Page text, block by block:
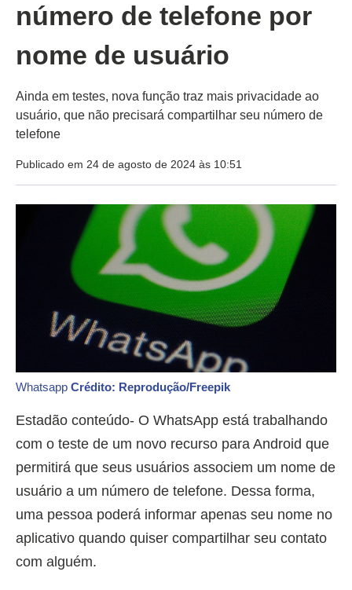
número de telefone por
nome de usuário
Ainda em testes, nova função traz mais privacidade ao
usuário, que não precisará compartilhar seu número de
telefone
Publicado em 24 de agosto de 2024 às 10:51
Whatsapp Crédito: Reprodução/Freepik
Estadão conteúdo- O WhatsApp está trabalhando
com o teste de um novo recurso para Android que
permitirá que seus usuários associem um nome de
usuário a um número de telefone. Dessa forma,
uma pessoa poderá informar apenas seu nome no
aplicativo quando quiser compartilhar seu contato
com alguém.